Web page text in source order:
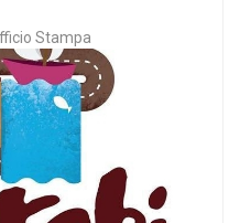
Stampa